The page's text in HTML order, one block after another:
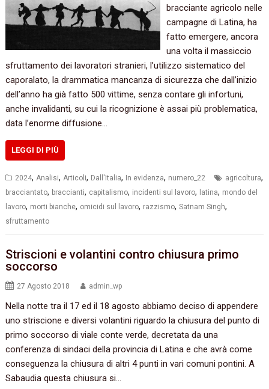
bracciante agricolo nelle
campagne di Latina, ha
fatto emergere, ancora
una volta il massiccio
sfruttamento dei lavoratori stranieri, l’utilizzo sistematico del
caporalato, la drammatica mancanza di sicurezza che dall’inizio
dell’anno ha già fatto 500 vittime, senza contare gli infortuni,
anche invalidanti, su cui la ricognizione è assai più problematica,
data l’enorme diffusione…
LEGGI DI PIÙ
2024,Analisi,Articoli, Dall'Italia, In evidenza, numero_22 agricoltura,
bracciantato, braccianti, capitalismo, incidenti sul lavoro, latina, mondo del
lavoro, morti bianche, omicidi sul lavoro, razzismo,Satnam Singh,
sfruttamento
Striscioni e volantini contro chiusura primo
soccorso
27 Agosto 2018 admin_wp
Nella notte tra il 17 ed il 18 agosto abbiamo deciso di appendere
uno striscione e diversi volantini riguardo la chiusura del punto di
primo soccorso di viale conte verde, decretata da una
conferenza di sindaci della provincia di Latina e che avrà come
conseguenza la chiusura di altri 4 punti in vari comuni pontini. A
Sabaudia questa chiusura si…